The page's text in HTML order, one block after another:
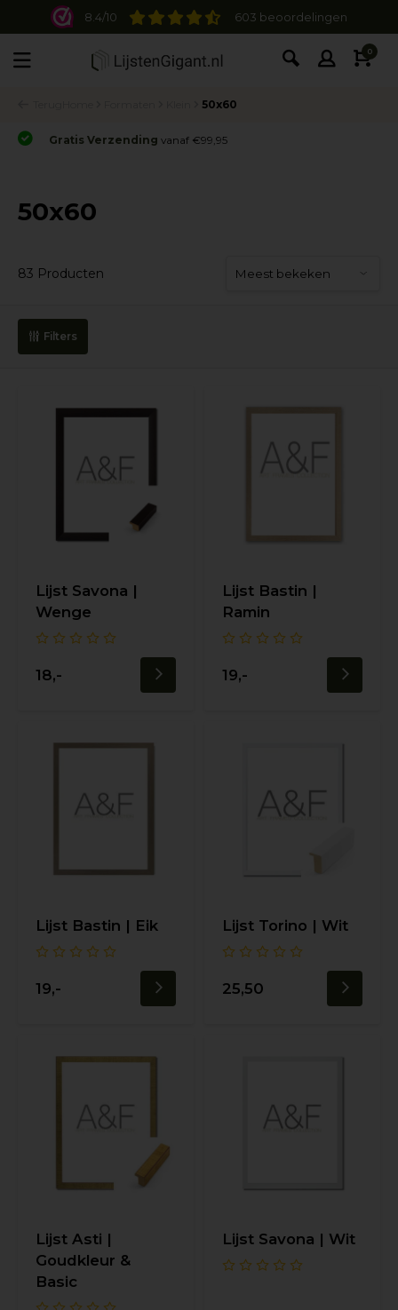
8.4/10 603 beoordelingen
0
50x60
Gratis Verzending vanaf €99,95
50x60
83 Producten
Filters
Lijst Savona |
Wenge
18,-
Lijst Bastin |
Ramin
19,-
Lijst Bastin | Eik
19,-
Lijst Torino | Wit
25,50
Lijst Asti |
Goudkleur &
Basic
Lijst Savona | Wit